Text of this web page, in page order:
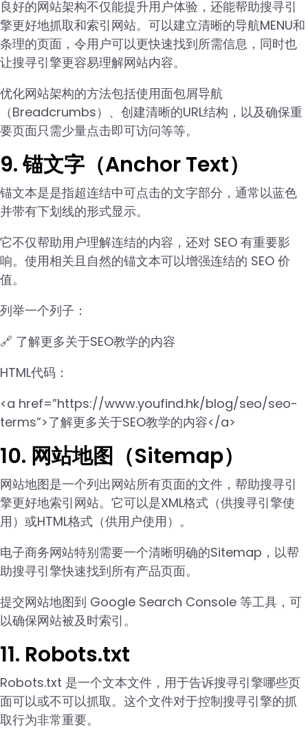
良好的网站架构不仅能提升用户体验，还能帮助搜寻引
擎更好地抓取和索引网站。可以建立清晰的导航MENU和
条理的页面，令用户可以更快速找到所需信息，同时也
让搜寻引擎更容易理解网站内容。
优化网站架构的方法包括使用面包屑导航
（Breadcrumbs）、创建清晰的URL结构，以及确保重
要页面只需少量点击即可访问等等。
9. 锚文字（Anchor Text）
锚文本是是指超连结中可点击的文字部分，通常以蓝色
并带有下划线的形式显示。
它不仅帮助用户理解连结的内容，还对 SEO 有重要影
响。使用相关且自然的锚文本可以增强连结的 SEO 价
值。
列举一个列子：
🔗 了解更多关于SEO教学的内容
HTML代码：
<a href=”https://www.youfind.hk/blog/seo/seo-
terms”>了解更多关于SEO教学的内容</a>
10. 网站地图（Sitemap）
网站地图是一个列出网站所有页面的文件，帮助搜寻引
擎更好地索引网站。它可以是XML格式（供搜寻引擎使
用）或HTML格式（供用户使用）。
电子商务网站特别需要一个清晰明确的Sitemap，以帮
助搜寻引擎快速找到所有产品页面。
提交网站地图到 Google Search Console 等工具，可
以确保网站被及时索引。
11. Robots.txt
Robots.txt 是一个文本文件，用于告诉搜寻引擎哪些页
面可以或不可以抓取。这个文件对于控制搜寻引擎的抓
取行为非常重要。